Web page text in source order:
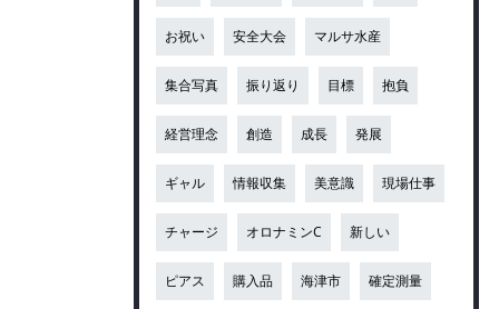
お祝い 安全大会 マルサ水産
集合写真 振り返り 目標 抱負
経営理念 創造 成長 発展
ギャル 情報収集 美意識 現場仕事
チャージ オロナミンC 新しい
ピアス 購入品 海津市 確定測量